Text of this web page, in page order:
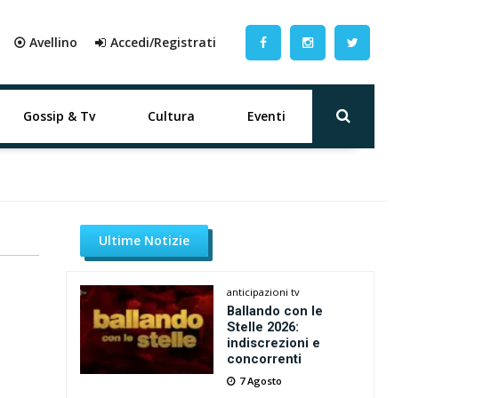
⦿ Avellino Accedi/Registrati
Gossip & Tv Cultura Eventi
Ultime Notizie
anticipazioni tv
Ballando con le
Stelle 2026:
indiscrezioni e
concorrenti
7 Agosto